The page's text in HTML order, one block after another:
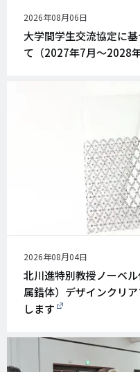
公
開
日
2026年08月06日
大学間学生交流協定に
て（2027年7月～2028
公
開
日
2026年08月04日
北川進特別教授ノーベ
属錯体）デザインクリ
します